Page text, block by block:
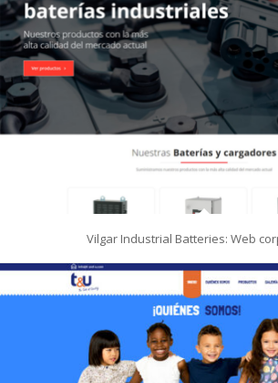
Vilgar Industrial Batteries: Web